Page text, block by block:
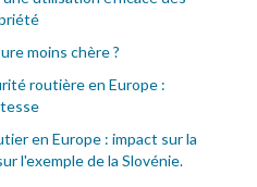
moins chère ?
routière en Europe :
en Europe : impact sur la
l'exemple de la Slovénie.